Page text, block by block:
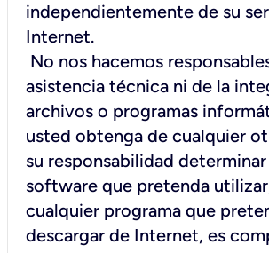
independientemente de su
Internet.
No nos hacemos
asistencia técnica ni de la
archivos o programas
usted obtenga de cualquier
su responsabilidad
software que pretenda
cualquier programa que
descargar de Internet, es